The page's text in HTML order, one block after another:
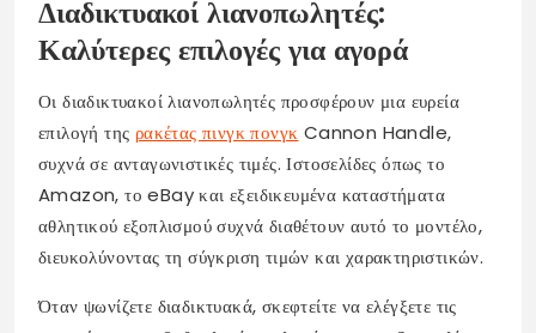
Διαδικτυακοί λιανοπωλητές:
Καλύτερες επιλογές για αγορά
Οι διαδικτυακοί λιανοπωλητές προσφέρουν μια ευρεία
επιλογή της ρακέτας πινγκ πονγκ Cannon Handle,
συχνά σε ανταγωνιστικές τιμές. Ιστοσελίδες όπως το
Amazon, το eBay και εξειδικευμένα καταστήματα
αθλητικού εξοπλισμού συχνά διαθέτουν αυτό το μοντέλο,
διευκολύνοντας τη σύγκριση τιμών και χαρακτηριστικών.
Όταν ψωνίζετε διαδικτυακά, σκεφτείτε να ελέγξετε τις